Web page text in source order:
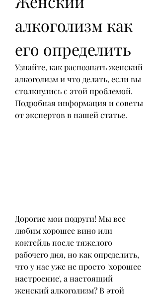
алкоголизм как
его определить
Узнайте, как распознать женский
алкоголизм и что делать, если вы
столкнулись с этой проблемой.
Подробная информация и советы
от экспертов в нашей статье.
Дорогие мои подруги! Мы все
любим хорошее вино или
коктейль после тяжелого
рабочего дня, но как определить,
что у нас уже не просто 'хорошее
настроение', а настоящий
женский алкоголизм? В этой